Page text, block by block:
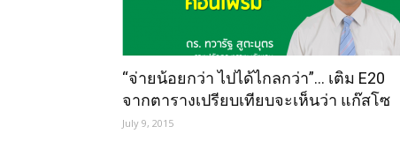
“จ่ายน้อยกว่า ไปได้ไกลกว่า”… เติม E20
จากตารางเปรียบเทียบจะเห็นว่า แก๊สโซ
ฮอล E20 ช่วยคุณประหยัดค่าน้ำมันมาก
July 9, 2015